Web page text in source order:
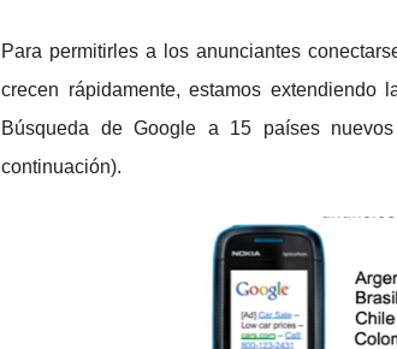
Para permitirles a los anunciantes
crecen rápidamente, estamos
Búsqueda de Google a 15 países
continuación).